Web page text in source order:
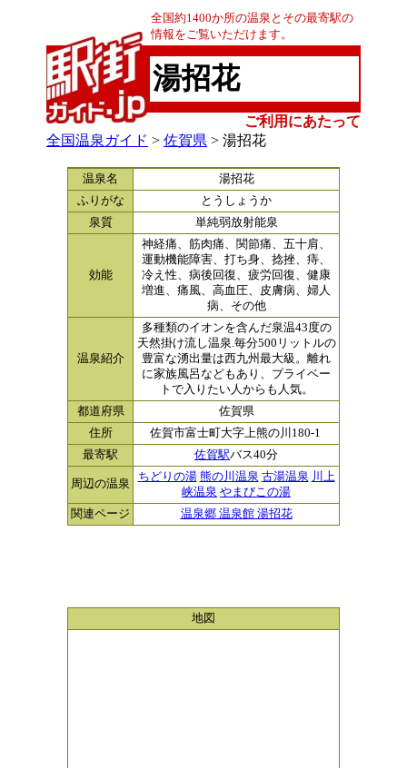
全国約1400か所の温泉とその最寄駅の
情報をご覧いただけます。
湯招花
ご利用にあたって
全国温泉ガイド > 佐賀県 > 湯招花
温泉名
湯招花
ふりがな
とうしょうか
泉質
単純弱放射能泉
効能
神経痛、筋肉痛、関節痛、五十肩、
運動機能障害、打ち身、捻挫、痔、
冷え性、病後回復、疲労回復、健康
増進、痛風、高血圧、皮膚病、婦人
病、その他
温泉紹介
多種類のイオンを含んだ泉温43度の
天然掛け流し温泉.毎分500リットルの
豊富な湧出量は西九州最大級。離れ
に家族風呂などもあり、プライベー
トで入りたい人からも人気。
都道府県
佐賀県
住所
佐賀市富士町大字上熊の川180-1
最寄駅
佐賀駅バス40分
周辺の温泉
ちどりの湯 熊の川温泉 古湯温泉 川上
峡温泉 やまびこの湯
関連ページ
温泉郷 温泉館 湯招花
地図